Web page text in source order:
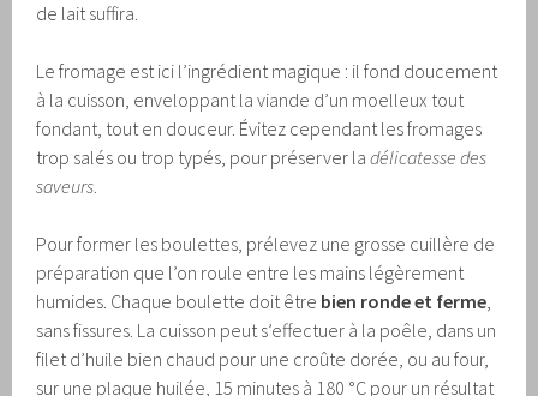
de lait suffira.
Le fromage est ici l’ingrédient magique : il fond doucement
à la cuisson, enveloppant la viande d’un moelleux tout
fondant, tout en douceur. Évitez cependant les fromages
trop salés ou trop typés, pour préserver ladélicatesse des
saveurs.
Pour former les boulettes, prélevez une grosse cuillère de
préparation que l’on roule entre les mains légèrement
humides. Chaque boulette doit être bien ronde et ferme,
sans fissures. La cuisson peut s’effectuer à la poêle, dans un
filet d’huile bien chaud pour une croûte dorée, ou au four,
sur une plaque huilée, 15 minutes à 180 °C pour un résultat